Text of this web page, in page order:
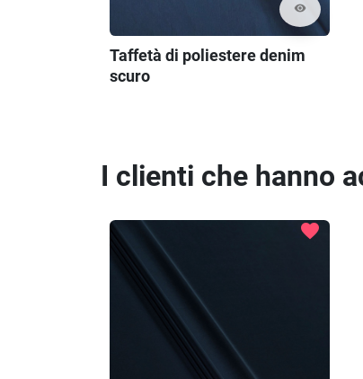
visibility
Taffetà di poliestere denim
scuro
I clienti che hanno
favorite